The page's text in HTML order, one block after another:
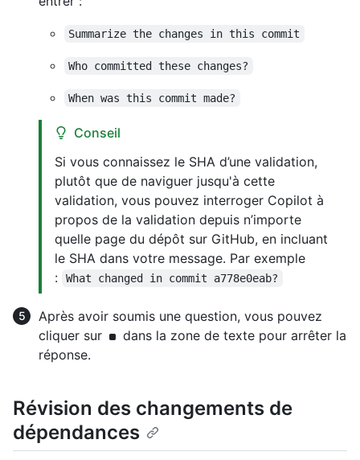
Summarize the changes in this commit
Who committed these changes?
When was this commit made?
Conseil
Si vous connaissez le SHA d’une validation,
plutôt que de naviguer jusqu'à cette
validation, vous pouvez interroger Copilot à
propos de la validation depuis n’importe
quelle page du dépôt sur GitHub, en incluant
le SHA dans votre message. Par exemple
:
What changed in commit a778e0eab?
Après avoir soumis une question, vous pouvez
cliquer sur
dans la zone de texte pour arrêter la
réponse.
Révision des changements de
dépendances